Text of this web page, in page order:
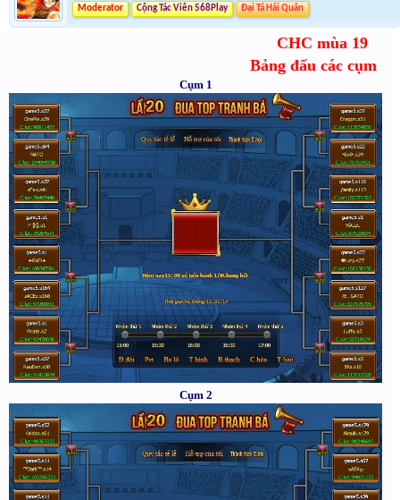
Moderator
Cộng Tác Viên 568Play Đại Tá Hải Quân
CHC mùa 19
Bảng đấu các cụm
Cụm 1
Cụm 2